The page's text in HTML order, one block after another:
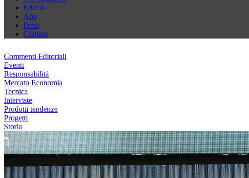
Edicola
App
Press
Contatti
Commenti Editoriali
Eventi
Responsabilità
Mercato Economia
Tecnica
Interviste
Prodotti tendenze
Progetti
Storia